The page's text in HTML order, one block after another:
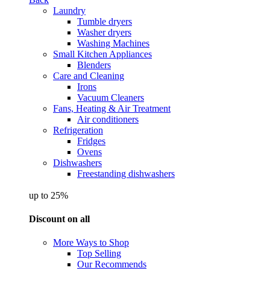
Laundry
Tumble dryers
Washer dryers
Washing Machines
Small Kitchen Appliances
Blenders
Care and Cleaning
Irons
Vacuum Cleaners
Fans, Heating & Air Treatment
Air conditioners
Refrigeration
Fridges
Ovens
Dishwashers
Freestanding dishwashers
up to 25%
Discount on all
More Ways to Shop
Top Selling
Our Recommends